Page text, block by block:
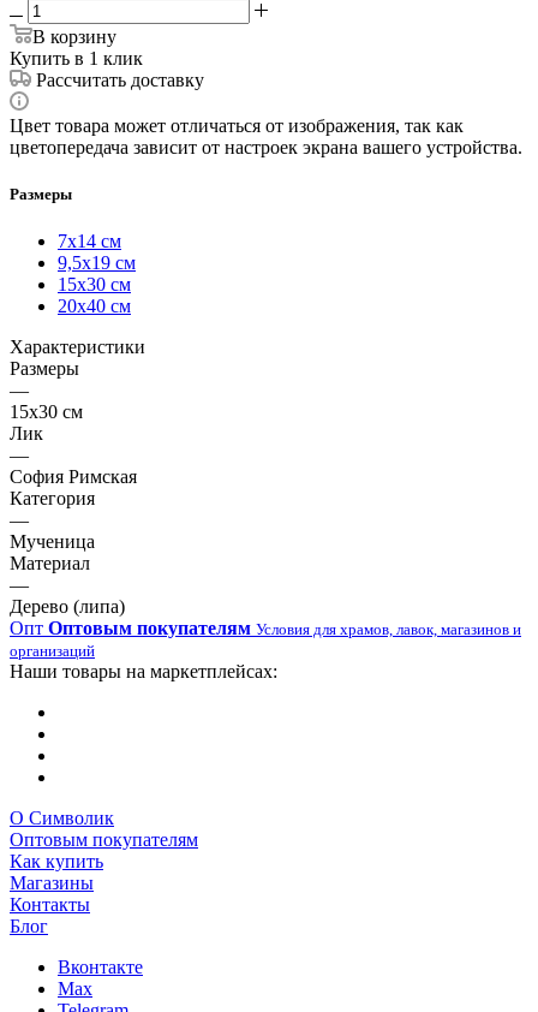
В корзину
Купить в 1 клик
Рассчитать доставку
Цвет товара может отличаться от изображения, так как
цветопередача зависит от настроек экрана вашего устройства.
Размеры
7х14 см
9,5х19 см
15х30 см
20х40 см
Характеристики
Размеры
—
15х30 см
Лик
—
София Римская
Категория
—
Мученица
Материал
—
Дерево (липа)
Опт Оптовым покупателям Условия для храмов, лавок, магазинов и
организаций
Наши товары на маркетплейсах:
О Символик
Оптовым покупателям
Как купить
Магазины
Контакты
Блог
Вконтакте
Max